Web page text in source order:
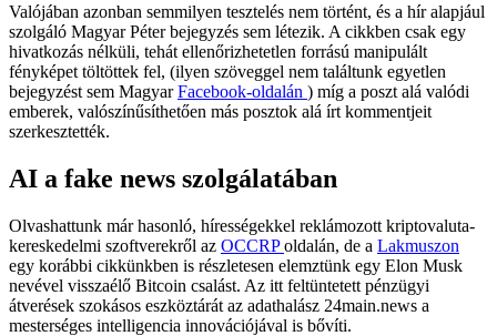
Valójában azonban semmilyen tesztelés nem történt, és a hír alapjául
szolgáló Magyar Péter bejegyzés sem létezik. A cikkben csak egy
hivatkozás nélküli, tehát ellenőrizhetetlen forrású manipulált
fényképet töltöttek fel, (ilyen szöveggel nem találtunk egyetlen
bejegyzést sem MagyarFacebook-oldalán ) míg a poszt alá valódi
emberek, valószínűsíthetően más posztok alá írt kommentjeit
szerkesztették.
AI a fake news szolgálatában
Olvashattunk már hasonló, hírességekkel reklámozott kriptovaluta-
kereskedelmi szoftverekről az OCCRPoldalán, de a Lakmuszon
egy korábbi cikkünkben is részletesen elemztünk egy Elon Musk
nevével visszaélő Bitcoin csalást. Az itt feltüntetett pénzügyi
átverések szokásos eszköztárát az adathalász 24main.news a
mesterséges intelligencia innovációjával is bővíti.